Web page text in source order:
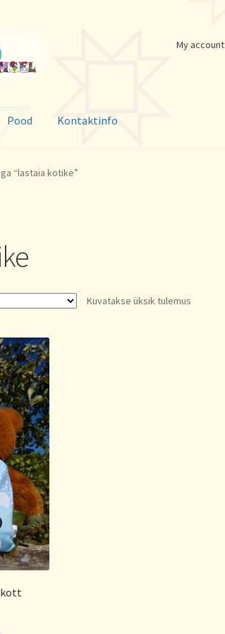
My account
Pood Kontaktinfo
“lastaia kotike”
Kuvatakse üksik tulemus